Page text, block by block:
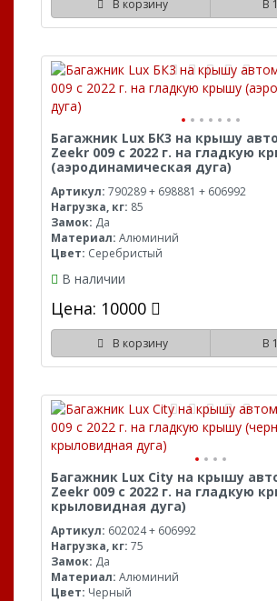
В корзину В
Багажник Lux БК3 на крышу
Zeekr 009 с 2022 г. на гладкую
(аэродинамическая дуга)
Артикул: 790289 + 698881 + 606992
Нагрузка, кг: 85
Замок: Да
Материал: Алюминий
Цвет: Серебристый
В наличии
Цена: 10000
В корзину В
Багажник Lux City на крышу
Zeekr 009 с 2022 г. на гладкую
крыловидная дуга)
Артикул: 602024 + 606992
Нагрузка, кг: 75
Замок: Да
Материал: Алюминий
Цвет: Черный